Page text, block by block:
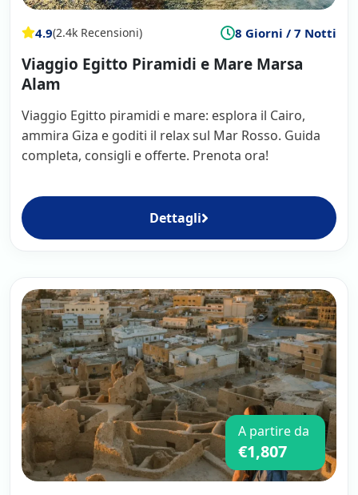
4.9(2.4k Recensioni) 8 Giorni / 7 Notti
Viaggio Egitto Piramidi e Mare Marsa
Alam
Viaggio Egitto piramidi e mare: esplora il Cairo,
ammira Giza e goditi il relax sul Mar Rosso. Guida
completa, consigli e offerte. Prenota ora!
Dettagli
A partire da
€1,807